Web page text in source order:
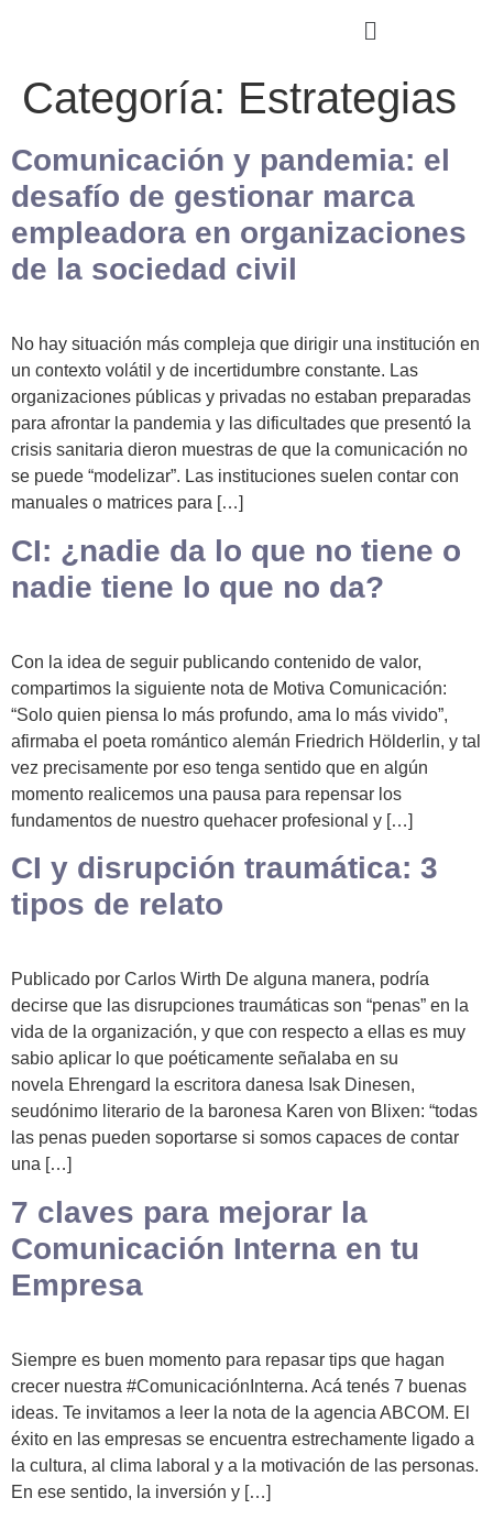
Categoría: Estrategias
Comunicación y pandemia: el
desafío de gestionar marca
empleadora en organizaciones
de la sociedad civil
No hay situación más compleja que dirigir una institución en
un contexto volátil y de incertidumbre constante. Las
organizaciones públicas y privadas no estaban preparadas
para afrontar la pandemia y las dificultades que presentó la
crisis sanitaria dieron muestras de que la comunicación no
se puede “modelizar”. Las instituciones suelen contar con
manuales o matrices para […]
CI: ¿nadie da lo que no tiene o
nadie tiene lo que no da?
Con la idea de seguir publicando contenido de valor,
compartimos la siguiente nota de Motiva Comunicación:
“Solo quien piensa lo más profundo, ama lo más vivido”,
afirmaba el poeta romántico alemán Friedrich Hölderlin, y tal
vez precisamente por eso tenga sentido que en algún
momento realicemos una pausa para repensar los
fundamentos de nuestro quehacer profesional y […]
CI y disrupción traumática: 3
tipos de relato
Publicado por Carlos Wirth De alguna manera, podría
decirse que las disrupciones traumáticas son “penas” en la
vida de la organización, y que con respecto a ellas es muy
sabio aplicar lo que poéticamente señalaba en su
novela Ehrengard la escritora danesa Isak Dinesen,
seudónimo literario de la baronesa Karen von Blixen: “todas
las penas pueden soportarse si somos capaces de contar
una […]
7 claves para mejorar la
Comunicación Interna en tu
Empresa
Siempre es buen momento para repasar tips que hagan
crecer nuestra #ComunicaciónInterna. Acá tenés 7 buenas
ideas. Te invitamos a leer la nota de la agencia ABCOM. El
éxito en las empresas se encuentra estrechamente ligado a
la cultura, al clima laboral y a la motivación de las personas.
En ese sentido, la inversión y […]